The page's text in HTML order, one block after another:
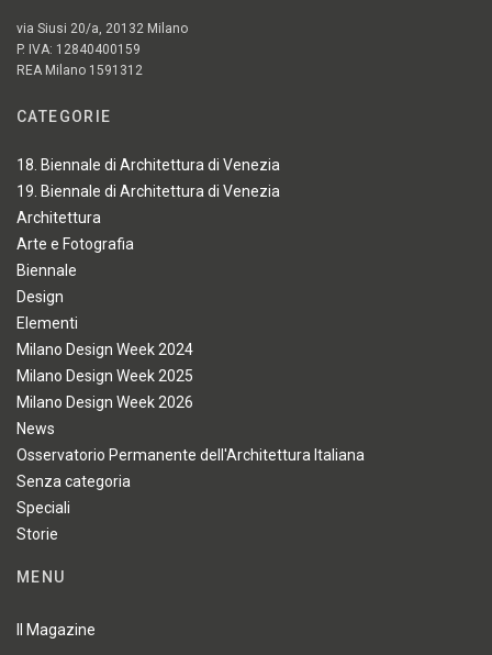
via Siusi 20/a, 20132 Milano
P. IVA: 12840400159
REA Milano 1591312
CATEGORIE
18. Biennale di Architettura di Venezia
19. Biennale di Architettura di Venezia
Architettura
Arte e Fotografia
Biennale
Design
Elementi
Milano Design Week 2024
Milano Design Week 2025
Milano Design Week 2026
News
Osservatorio Permanente dell'Architettura Italiana
Senza categoria
Speciali
Storie
MENU
Il Magazine